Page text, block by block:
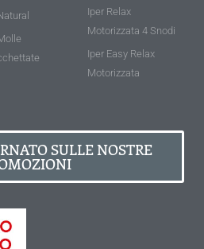
Iper Relax
Motorizzata 4 Snodi
Iper Easy Relax
Motorizzata
SULLE NOSTRE